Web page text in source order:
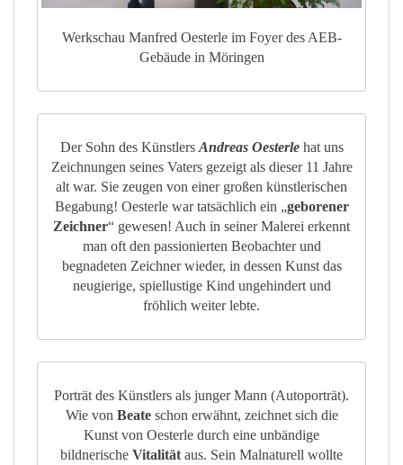
Werkschau Manfred Oesterle im Foyer des AEB-
Gebäude in Möringen
Der Sohn des Künstlers Andreas Oesterle hat uns
Zeichnungen seines Vaters gezeigt als dieser 11 Jahre
alt war. Sie zeugen von einer großen künstlerischen
Begabung! Oesterle war tatsächlich ein „geborener
Zeichner“ gewesen! Auch in seiner Malerei erkennt
man oft den passionierten Beobachter und
begnadeten Zeichner wieder, in dessen Kunst das
neugierige, spiellustige Kind ungehindert und
fröhlich weiter lebte.
Porträt des Künstlers als junger Mann (Autoporträt).
Wie von Beateschon erwähnt, zeichnet sich die
Kunst von Oesterle durch eine unbändige
bildnerische Vitalität aus. Sein Malnaturell wollte